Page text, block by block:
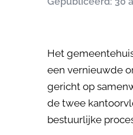
Het
een vernieuwde
gericht op
de twee
bestuurlijke